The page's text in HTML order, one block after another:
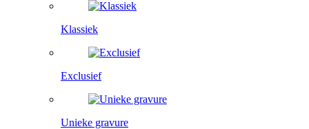
Klassiek
Exclusief
Unieke gravure